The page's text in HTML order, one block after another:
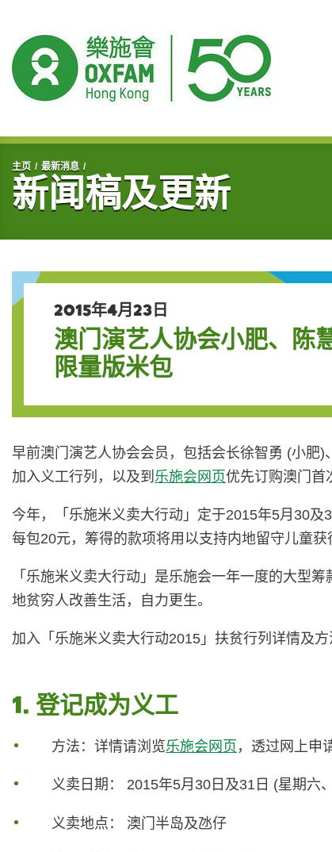
开始主要内容
主页 最新消息
新闻稿及更新
2015年4月23日
澳门演艺人协会小肥、陈
限量版米包
早前澳门演艺人协会会员，包括会长徐智勇 (小肥
加入义工行列，以及到 乐施会网页优先订购澳门首
今年，「乐施米义卖大行动」定于2015年5月30及
每包20元，筹得的款项将用以支持内地留守儿童
「乐施米义卖大行动」是乐施会一年一度的大型
地贫穷人改善生活，自力更生。
加入「乐施米义卖大行动2015」扶贫行列详情及方
1. 登记成为义工
方法：详情请浏览乐施会网页 ，透过网上申
义卖日期： 2015年5月30日及31日 (星期六
义卖地点： 澳门半岛及氹仔